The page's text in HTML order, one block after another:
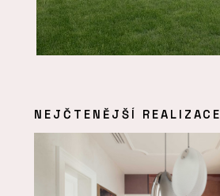
NEJČTENĚJŠÍ REALIZACE